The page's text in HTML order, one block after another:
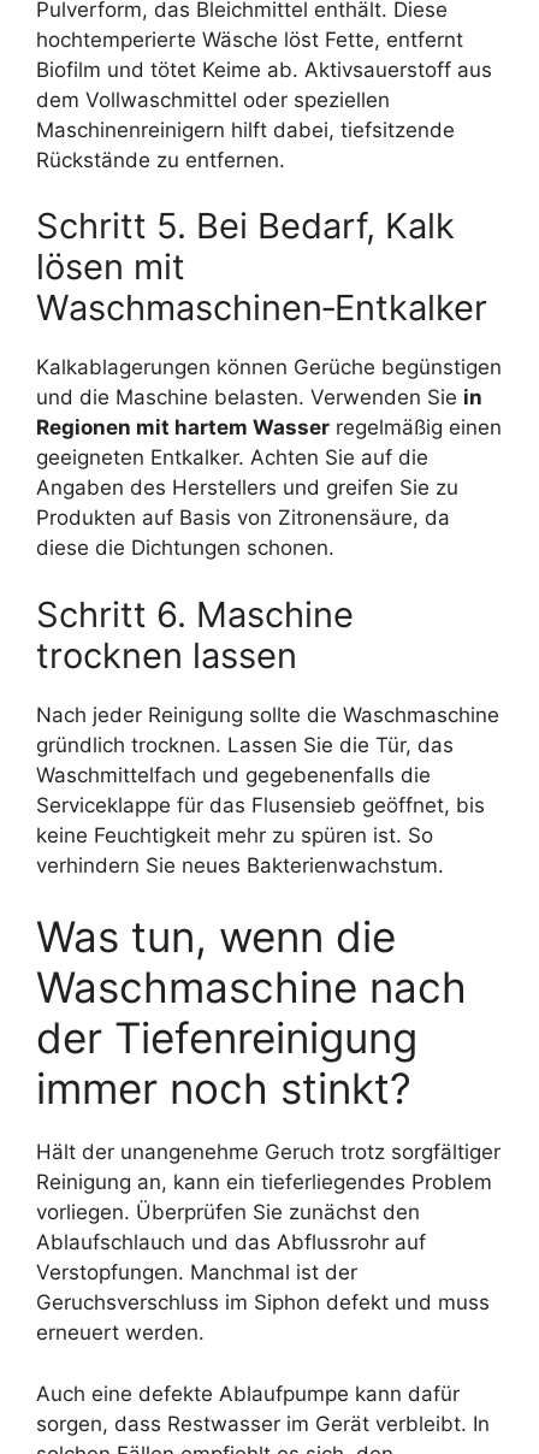
Pulverform, das Bleichmittel enthält. Diese
hochtemperierte Wäsche löst Fette, entfernt
Biofilm und tötet Keime ab. Aktivsauerstoff aus
dem Vollwaschmittel oder speziellen
Maschinenreinigern hilft dabei, tiefsitzende
Rückstände zu entfernen.
Schritt 5. Bei Bedarf, Kalk
lösen mit
Waschmaschinen‑Entkalker
Kalkablagerungen können Gerüche begünstigen
und die Maschine belasten. Verwenden Sie in
Regionen mit hartem Wasser regelmäßig einen
geeigneten Entkalker. Achten Sie auf die
Angaben des Herstellers und greifen Sie zu
Produkten auf Basis von Zitronensäure, da
diese die Dichtungen schonen.
Schritt 6. Maschine
trocknen lassen
Nach jeder Reinigung sollte die Waschmaschine
gründlich trocknen. Lassen Sie die Tür, das
Waschmittelfach und gegebenenfalls die
Serviceklappe für das Flusensieb geöffnet, bis
keine Feuchtigkeit mehr zu spüren ist. So
verhindern Sie neues Bakterienwachstum.
Was tun, wenn die
Waschmaschine nach
der Tiefenreinigung
immer noch stinkt?
Hält der unangenehme Geruch trotz sorgfältiger
Reinigung an, kann ein tieferliegendes Problem
vorliegen. Überprüfen Sie zunächst den
Ablaufschlauch und das Abflussrohr auf
Verstopfungen. Manchmal ist der
Geruchsverschluss im Siphon defekt und muss
erneuert werden.
Auch eine defekte Ablaufpumpe kann dafür
sorgen, dass Restwasser im Gerät verbleibt. In